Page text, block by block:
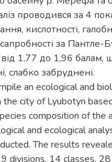
проводився за 4
кислотності,
за Пантле-
1,77 до 1,96 балам,
слабко забруднені.
an ecological and
city of Lyubotyn
composition of the
and ecological
The results
divisions, 14 classes,